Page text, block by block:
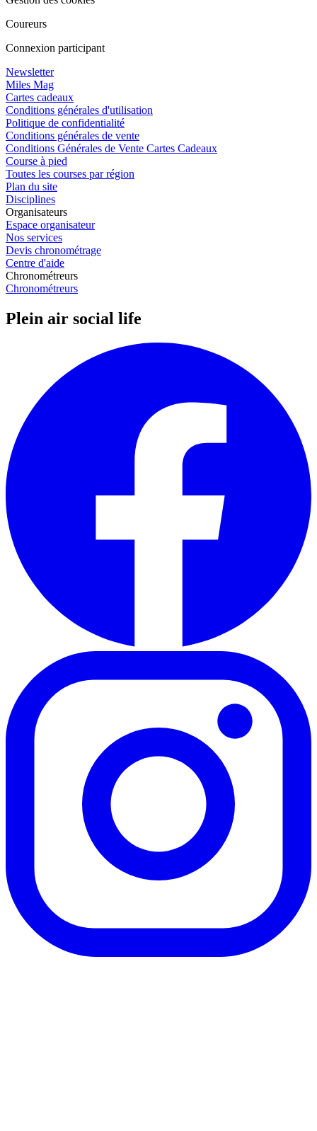
Coureurs
Connexion participant
Newsletter
Miles Mag
Cartes cadeaux
Conditions générales d'utilisation
Politique de confidentialité
Conditions générales de vente
Conditions Générales de Vente Cartes Cadeaux
Course à pied
Toutes les courses par région
Plan du site
Disciplines
Organisateurs
Espace organisateur
Nos services
Devis chronométrage
Centre d'aide
Chronométreurs
Chronométreurs
Plein air social life